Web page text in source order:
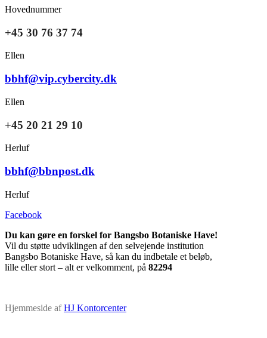
Hovednummer
+45 30 76 37 74
Ellen
bbhf@vip.cybercity.dk
Ellen
+45 20 21 29 10
Herluf
bbhf@bbnpost.dk
Herluf
Facebook
Du kan gøre en forskel for Bangsbo Botaniske Have!
Vil du støtte udviklingen af den selvejende institution
Bangsbo Botaniske Have, så kan du indbetale et beløb,
lille eller stort – alt er velkomment, på 82294
Hjemmeside afHJ Kontorcenter